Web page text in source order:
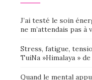
J’ai testé le soin
ne m’attendais pas
Stress, fatigue,
TuiNa »Himalaya »
Quand le mental